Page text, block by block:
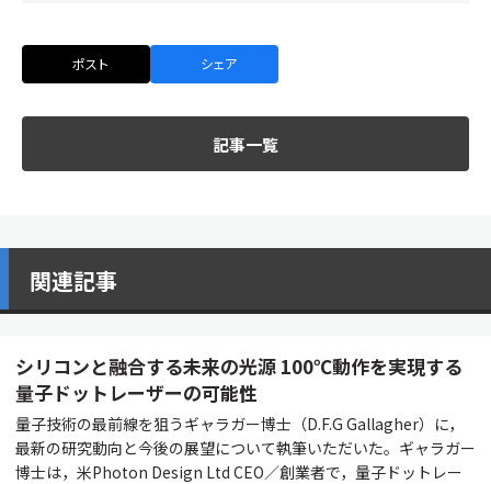
ポスト シェア
記事一覧
関連記事
シリコンと融合する未来の光源 100℃動作を実現する
量子ドットレーザーの可能性
量子技術の最前線を狙うギャラガー博士（D.F.G Gallagher）に，
最新の研究動向と今後の展望について執筆いただいた。ギャラガー
博士は，米Photon Design Ltd CEO／創業者で，量子ドットレー